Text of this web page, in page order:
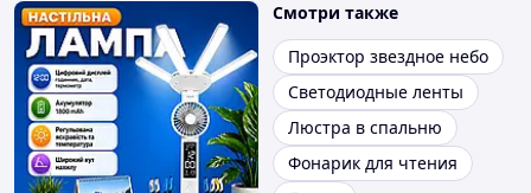
Смотри также
Проэктор звездное небо
Светодиодные ленты
Люстра в спальню
Фонарик для чтения